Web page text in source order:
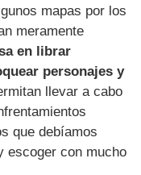
mapas por los
meramente
en librar
personajes y
llevar a cabo
que debíamos
escoger con mucho